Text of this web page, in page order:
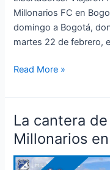
Millonarios FC en
domingo a Bogotá,
martes 22 de febrero,
Read More »
La cantera
Millonarios
La
cantera
de
Cracks